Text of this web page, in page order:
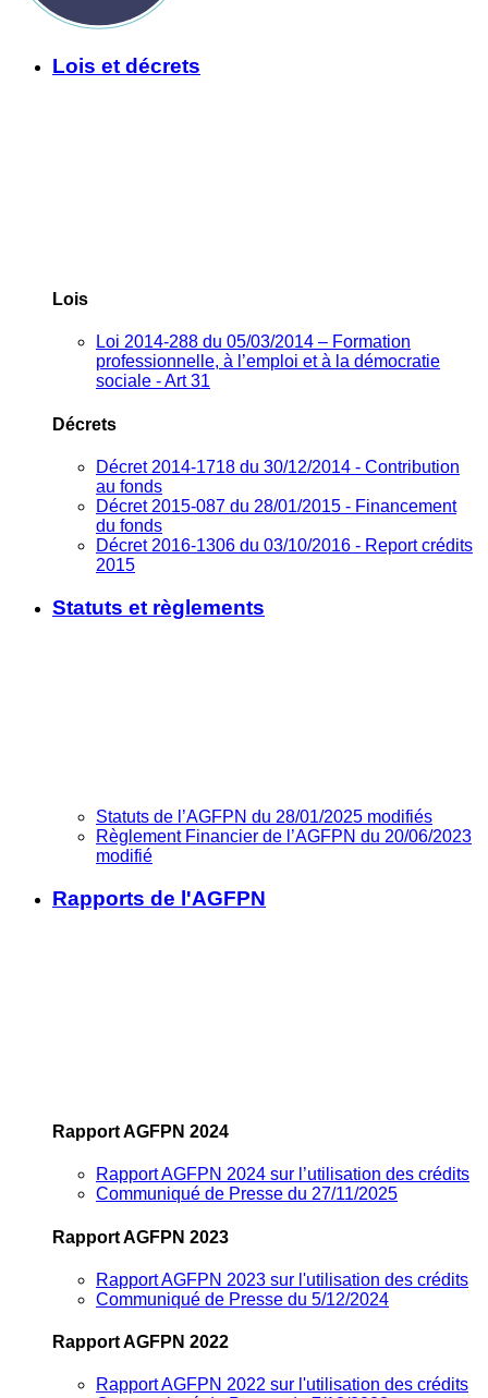
Lois et décrets
Lois
Loi 2014-288 du 05/03/2014 – Formation
professionnelle, à l’emploi et à la démocratie
sociale - Art 31
Décrets
Décret 2014-1718 du 30/12/2014 - Contribution
au fonds
Décret 2015-087 du 28/01/2015 - Financement
du fonds
Décret 2016-1306 du 03/10/2016 - Report crédits
2015
Statuts et règlements
Statuts de l’AGFPN du 28/01/2025 modifiés
Règlement Financier de l’AGFPN du 20/06/2023
modifié
Rapports de l'AGFPN
Rapport AGFPN 2024
Rapport AGFPN 2024 sur l’utilisation des crédits
Communiqué de Presse du 27/11/2025
Rapport AGFPN 2023
Rapport AGFPN 2023 sur l'utilisation des crédits
Communiqué de Presse du 5/12/2024
Rapport AGFPN 2022
Rapport AGFPN 2022 sur l'utilisation des crédits